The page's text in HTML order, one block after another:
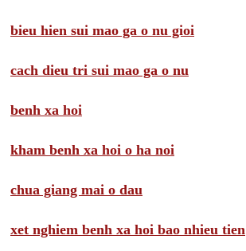
bieu hien sui mao ga o nu gioi
cach dieu tri sui mao ga o nu
benh xa hoi
kham benh xa hoi o ha noi
chua giang mai o dau
xet nghiem benh xa hoi bao nhieu tien